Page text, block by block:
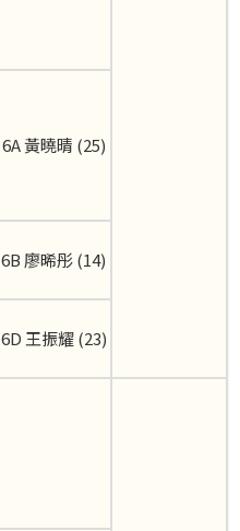
6A 黃曉晴 (25)
6B 廖晞彤 (14)
6D 王振耀 (23)